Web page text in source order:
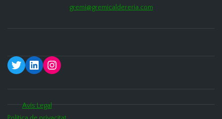
gremi@gremicaldereria.com
TwitterLinkedInInstagram
Avís Legal